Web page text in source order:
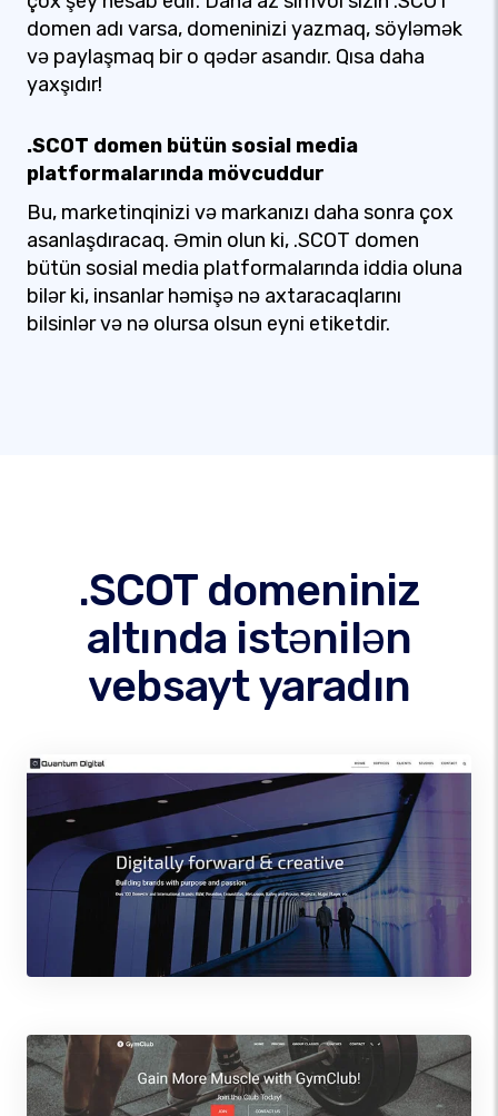
domen adı varsa, domeninizi yazmaq, söyləmək
və paylaşmaq bir o qədər asandır. Qısa daha
yaxşıdır!
.SCOT domen bütün sosial media
platformalarında mövcuddur
Bu, marketinqinizi və markanızı daha sonra çox
asanlaşdıracaq. Əmin olun ki, .SCOT domen
bütün sosial media platformalarında iddia oluna
bilər ki, insanlar həmişə nə axtaracaqlarını
bilsinlər və nə olursa olsun eyni etiketdir.
.SCOT domeniniz
altında istənilən
vebsayt yaradın